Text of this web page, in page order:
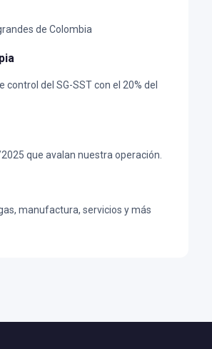
de Colombia
control del SG-SST con el 20% del
que avalan nuestra operación.
manufactura, servicios y más